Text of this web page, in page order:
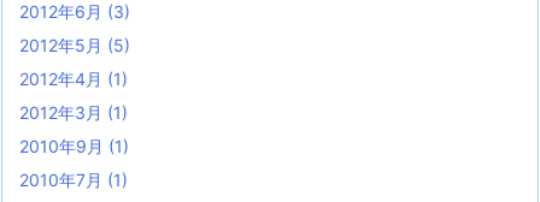
2012年6月 (3)
2012年5月 (5)
2012年4月 (1)
2012年3月 (1)
2010年9月 (1)
2010年7月 (1)